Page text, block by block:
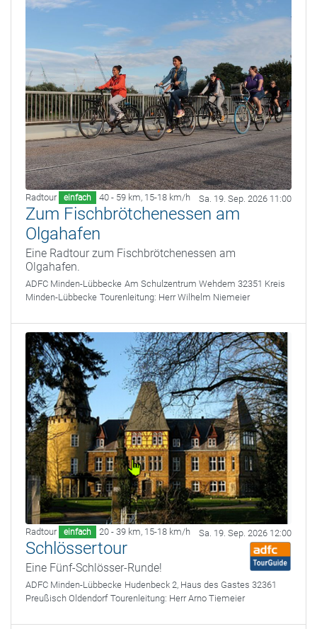
Radtour einfach 40 - 59 km, 15-18 km/h Sa. 19. Sep. 2026 11:00
Zum Fischbrötchenessen am
Olgahafen
Eine Radtour zum Fischbrötchenessen am
Olgahafen.
ADFC Minden-Lübbecke Am Schulzentrum Wehdem 32351 Kreis
Minden-Lübbecke Tourenleitung: Herr Wilhelm Niemeier
Radtour einfach 20 - 39 km, 15-18 km/h Sa. 19. Sep. 2026 12:00
Schlössertour
Eine Fünf-Schlösser-Runde!
ADFC Minden-Lübbecke Hudenbeck 2, Haus des Gastes 32361
Preußisch Oldendorf Tourenleitung: Herr Arno Tiemeier